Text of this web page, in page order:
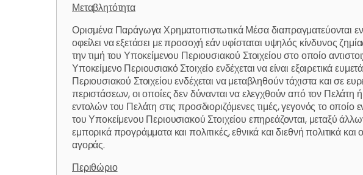
Μεταβλητότητα
Ορισμένα Παράγωγα Χρηματοπιστωτικά Μέσα διαπραγματεύονται
οφείλει να εξετάσει με προσοχή εάν υφίσταται υψηλός κίνδυνος
την τιμή του Υποκείμενου Περιουσιακού Στοιχείου στο οποίο
Υποκείμενο Περιουσιακό Στοιχείο ενδέχεται να είναι εξαιρετικά
Περιουσιακού Στοιχείου ενδέχεται να μεταβληθούν τάχιστα και σε
περιστάσεων, οι οποίες δεν δύνανται να ελεγχθούν από τον Πελάτη
εντολών του Πελάτη στις προσδιοριζόμενες τιμές, γεγονός το
του Υποκείμενου Περιουσιακού Στοιχείου επηρεάζονται, μεταξύ
εμπορικά προγράμματα και πολιτικές, εθνικά και διεθνή πολιτικά
αγοράς.
Περιθώριο